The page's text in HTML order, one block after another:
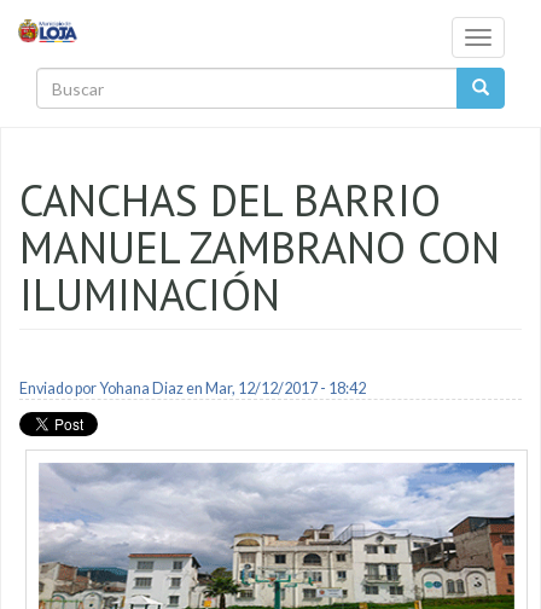
Toggle
CANCHAS DEL BARRIO
MANUEL ZAMBRANO CON
ILUMINACIÓN
Enviado porYohana Diazen Mar, 12/12/2017 - 18:42